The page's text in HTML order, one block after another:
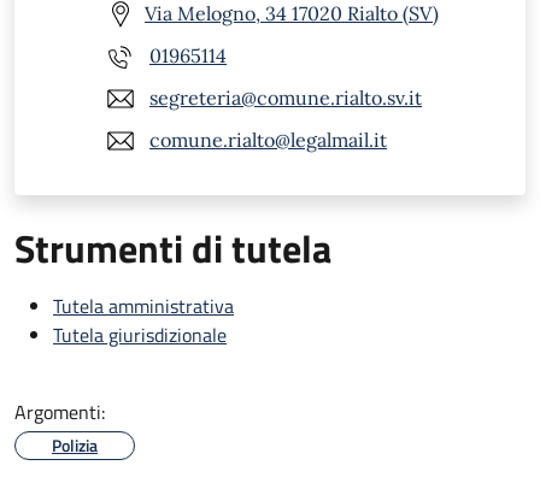
Via Melogno, 34 17020 Rialto (SV)
01965114
segreteria@comune.rialto.sv.it
comune.rialto@legalmail.it
Strumenti di tutela
Tutela amministrativa
Tutela giurisdizionale
Argomenti:
Polizia